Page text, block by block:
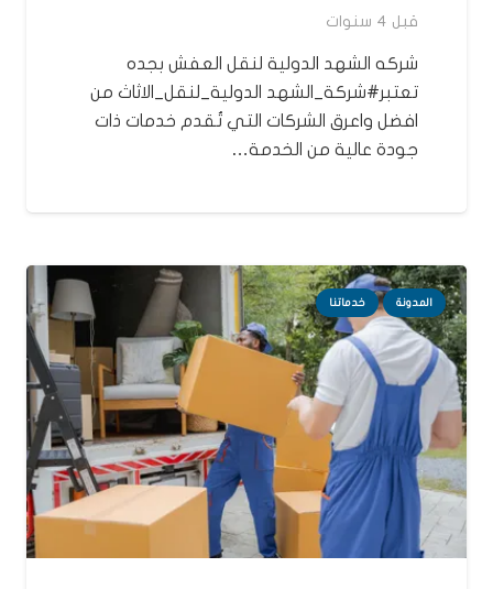
قبل 4 سنوات
شركه الشهد الدولية لنقل العفش بجده
تعتبر#شركة_الشهد الدولية_لنقل_الاثاث من
افضل واعرق الشركات التي تُقدم خدمات ذات
جودة عالية من الخدمة…
المدونة خدماتنا